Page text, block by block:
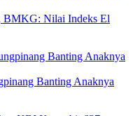
BMKG: Nilai Indeks El
Banting Anaknya